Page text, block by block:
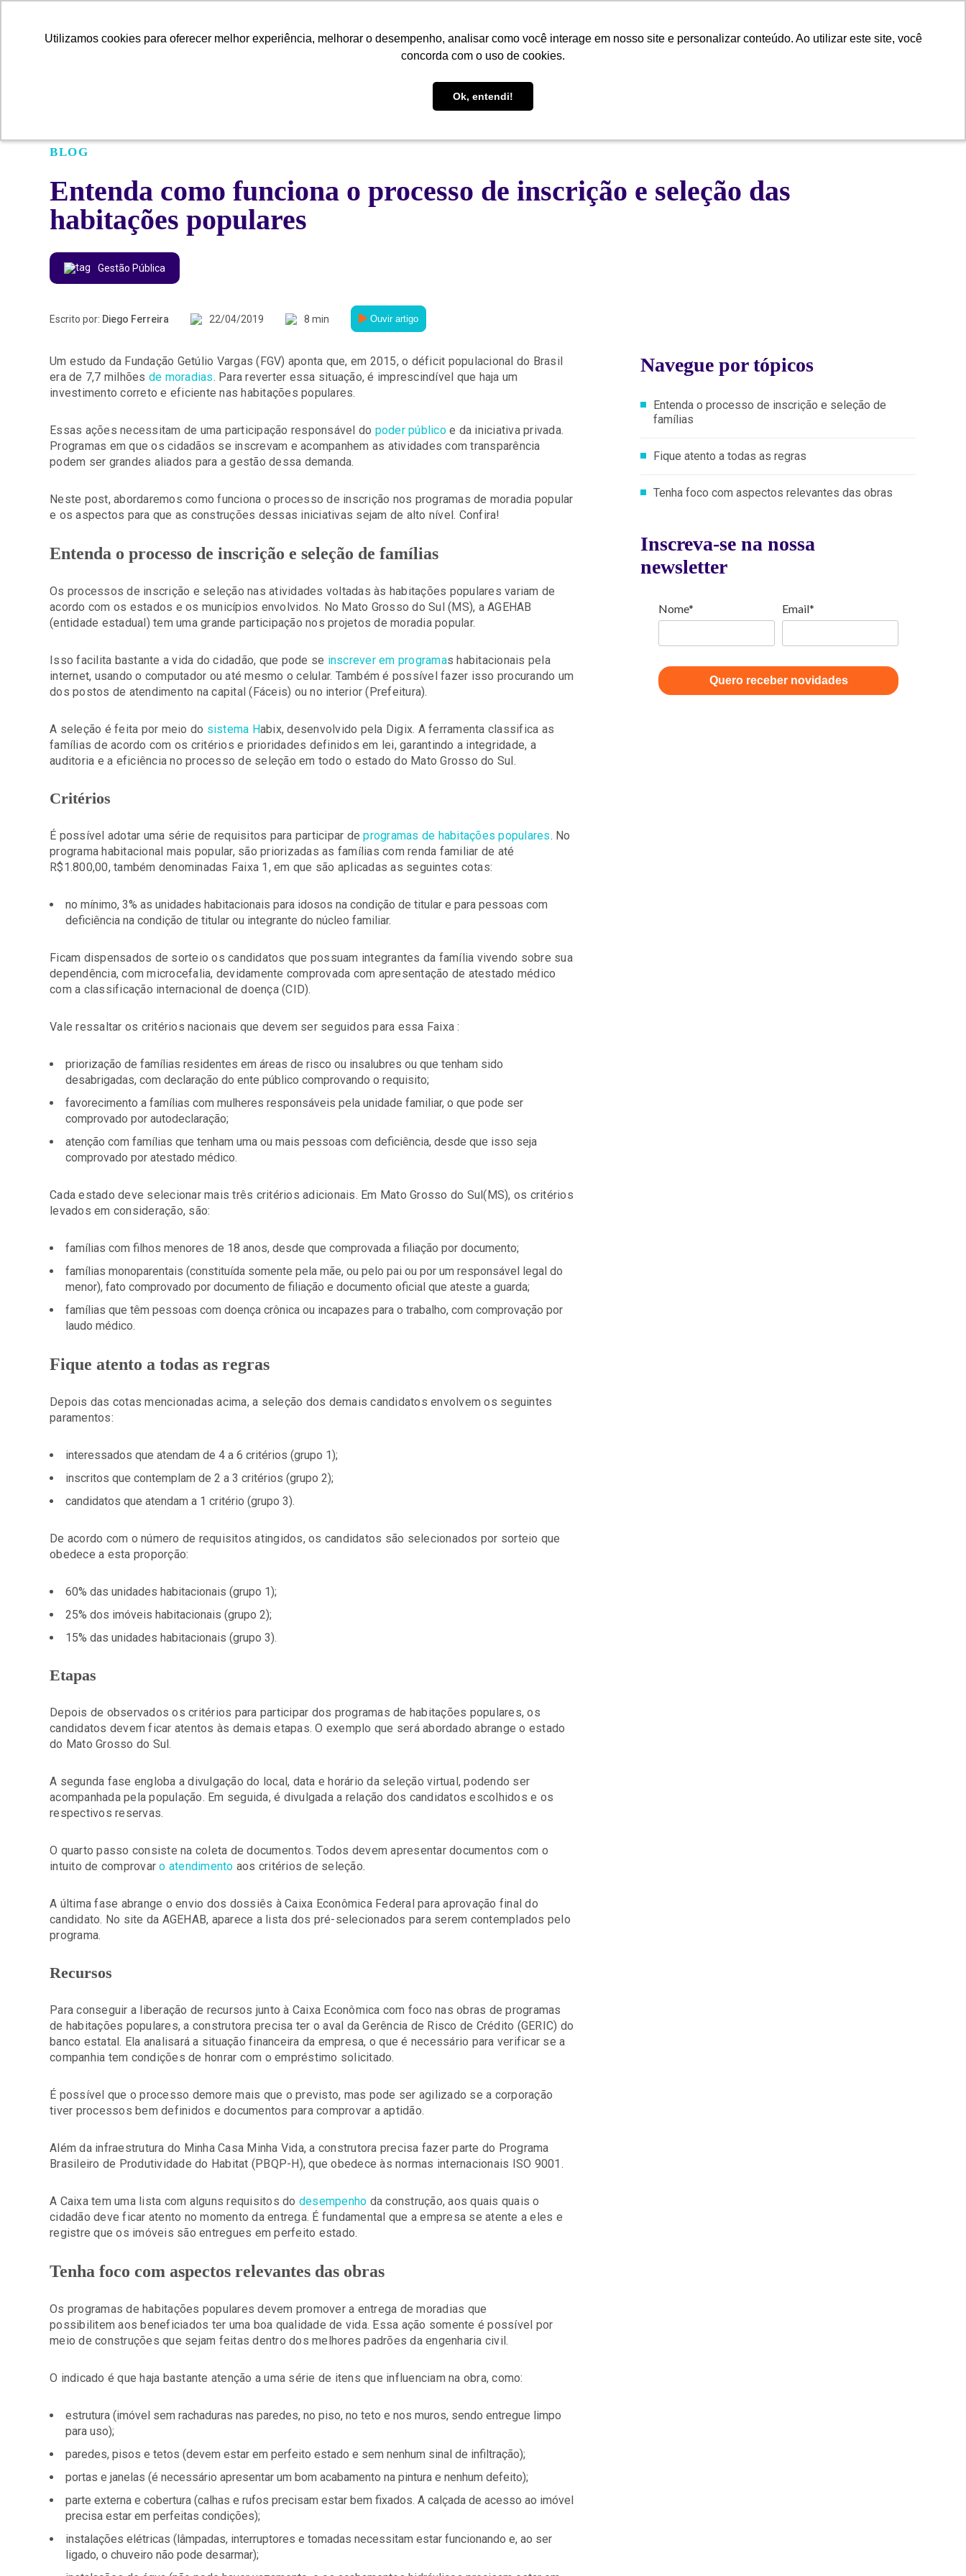
Utilizamos cookies para oferecer melhor experiência, melhorar o desempenho, analisar como você interage em nosso site e personalizar conteúdo. Ao utilizar este site, você
concorda com o uso de cookies.
Ok, entendi!
Utilizamos cookies para oferecer melhor experiência, melhorar o desempenho, analisar como você interage em nosso site e personalizar conteúdo. Ao utilizar este site, você
concorda com o uso de cookies.
Ok, entendi!
Soluções Conteúdo Central de Atendimento
BLOG
Entenda como funciona o processo de inscrição e seleção das
habitações populares
Gestão Pública
Escrito por: Diego Ferreira 22/04/2019 8 min Ouvir artigo
Um estudo da Fundação Getúlio Vargas (FGV) aponta que, em 2015, o déficit populacional do Brasil
era de 7,7 milhões de moradias. Para reverter essa situação, é imprescindível que haja um
investimento correto e eficiente nas habitações populares.
Essas ações necessitam de uma participação responsável do poder públicoe da iniciativa privada.
Programas em que os cidadãos se inscrevam e acompanhem as atividades com transparência
podem ser grandes aliados para a gestão dessa demanda.
Neste post, abordaremos como funciona o processo de inscrição nos programas de moradia popular
e os aspectos para que as construções dessas iniciativas sejam de alto nível. Confira!
Entenda o processo de inscrição e seleção de famílias
Os processos de inscrição e seleção nas atividades voltadas às habitações populares variam de
acordo com os estados e os municípios envolvidos. No Mato Grosso do Sul (MS), a AGEHAB
(entidade estadual) tem uma grande participação nos projetos de moradia popular.
Isso facilita bastante a vida do cidadão, que pode se inscrever em programas habitacionais pela
internet, usando o computador ou até mesmo o celular. Também é possível fazer isso procurando um
dos postos de atendimento na capital (Fáceis) ou no interior (Prefeitura).
A seleção é feita por meio do sistema Habix, desenvolvido pela Digix. A ferramenta classifica as
famílias de acordo com os critérios e prioridades definidos em lei, garantindo a integridade, a
auditoria e a eficiência no processo de seleção em todo o estado do Mato Grosso do Sul.
Critérios
É possível adotar uma série de requisitos para participar deprogramas de habitações populares. No
programa habitacional mais popular, são priorizadas as famílias com renda familiar de até
R$1.800,00, também denominadas Faixa 1, em que são aplicadas as seguintes cotas:
no mínimo, 3% as unidades habitacionais para idosos na condição de titular e para pessoas com
deficiência na condição de titular ou integrante do núcleo familiar.
Ficam dispensados de sorteio os candidatos que possuam integrantes da família vivendo sobre sua
dependência, com microcefalia, devidamente comprovada com apresentação de atestado médico
com a classificação internacional de doença (CID).
Vale ressaltar os critérios nacionais que devem ser seguidos para essa Faixa :
priorização de famílias residentes em áreas de risco ou insalubres ou que tenham sido
desabrigadas, com declaração do ente público comprovando o requisito;
favorecimento a famílias com mulheres responsáveis pela unidade familiar, o que pode ser
comprovado por autodeclaração;
atenção com famílias que tenham uma ou mais pessoas com deficiência, desde que isso seja
comprovado por atestado médico.
Cada estado deve selecionar mais três critérios adicionais. Em Mato Grosso do Sul(MS), os critérios
levados em consideração, são:
famílias com filhos menores de 18 anos, desde que comprovada a filiação por documento;
famílias monoparentais (constituída somente pela mãe, ou pelo pai ou por um responsável legal do
menor), fato comprovado por documento de filiação e documento oficial que ateste a guarda;
famílias que têm pessoas com doença crônica ou incapazes para o trabalho, com comprovação por
laudo médico.
Fique atento a todas as regras
Depois das cotas mencionadas acima, a seleção dos demais candidatos envolvem os seguintes
paramentos:
interessados que atendam de 4 a 6 critérios (grupo 1);
inscritos que contemplam de 2 a 3 critérios (grupo 2);
candidatos que atendam a 1 critério (grupo 3).
De acordo com o número de requisitos atingidos, os candidatos são selecionados por sorteio que
obedece a esta proporção:
60% das unidades habitacionais (grupo 1);
25% dos imóveis habitacionais (grupo 2);
15% das unidades habitacionais (grupo 3).
Etapas
Depois de observados os critérios para participar dos programas de habitações populares, os
candidatos devem ficar atentos às demais etapas. O exemplo que será abordado abrange o estado
do Mato Grosso do Sul.
A segunda fase engloba a divulgação do local, data e horário da seleção virtual, podendo ser
acompanhada pela população. Em seguida, é divulgada a relação dos candidatos escolhidos e os
respectivos reservas.
O quarto passo consiste na coleta de documentos. Todos devem apresentar documentos com o
intuito de comprovaro atendimento aos critérios de seleção.
A última fase abrange o envio dos dossiês à Caixa Econômica Federal para aprovação final do
candidato. No site da AGEHAB, aparece a lista dos pré-selecionados para serem contemplados pelo
programa.
Recursos
Para conseguir a liberação de recursos junto à Caixa Econômica com foco nas obras de programas
de habitações populares, a construtora precisa ter o aval da Gerência de Risco de Crédito (GERIC) do
banco estatal. Ela analisará a situação financeira da empresa, o que é necessário para verificar se a
companhia tem condições de honrar com o empréstimo solicitado.
É possível que o processo demore mais que o previsto, mas pode ser agilizado se a corporação
tiver processos bem definidos e documentos para comprovar a aptidão.
Além da infraestrutura do Minha Casa Minha Vida, a construtora precisa fazer parte do Programa
Brasileiro de Produtividade do Habitat (PBQP-H), que obedece às normas internacionais ISO 9001.
A Caixa tem uma lista com alguns requisitos do desempenho da construção, aos quais quais o
cidadão deve ficar atento no momento da entrega. É fundamental que a empresa se atente a eles e
registre que os imóveis são entregues em perfeito estado.
Tenha foco com aspectos relevantes das obras
Os programas de habitações populares devem promover a entrega de moradias que
possibilitem aos beneficiados ter uma boa qualidade de vida. Essa ação somente é possível por
meio de construções que sejam feitas dentro dos melhores padrões da engenharia civil.
O indicado é que haja bastante atenção a uma série de itens que influenciam na obra, como:
estrutura (imóvel sem rachaduras nas paredes, no piso, no teto e nos muros, sendo entregue limpo
para uso);
paredes, pisos e tetos (devem estar em perfeito estado e sem nenhum sinal de infiltração);
portas e janelas (é necessário apresentar um bom acabamento na pintura e nenhum defeito);
parte externa e cobertura (calhas e rufos precisam estar bem fixados. A calçada de acesso ao imóvel
precisa estar em perfeitas condições);
instalações elétricas (lâmpadas, interruptores e tomadas necessitam estar funcionando e, ao ser
ligado, o chuveiro não pode desarmar);
Navegue por tópicos
Entenda o processo de inscrição e seleção de
famílias
Fique atento a todas as regras
Tenha foco com aspectos relevantes das obras
Inscreva-se na nossa
newsletter
Nome* Email*
Quero receber novidades